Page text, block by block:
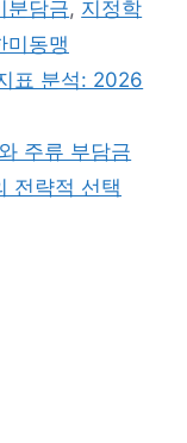
분담금, 지정학
미동맹
표 분석: 2026
주류 부담금
전략적 선택